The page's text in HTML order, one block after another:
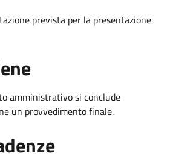
prevista per la presentazione
amministrativo si conclude
un provvedimento finale.